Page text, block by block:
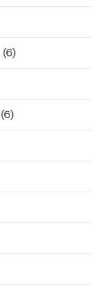
(6)
(6)